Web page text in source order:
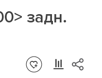
задн.